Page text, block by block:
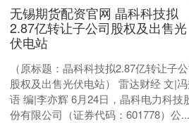
无锡期货配资官网 晶科科技拟
2.87亿转让子公司股权及出售光
伏电站
（原标题：晶科科技拟2.87亿转让子
股权及出售光伏电站） 雷达财经 文|
语 编|李亦辉 6月24日，晶科电力科技
份有限公司（证券代码：601778）公